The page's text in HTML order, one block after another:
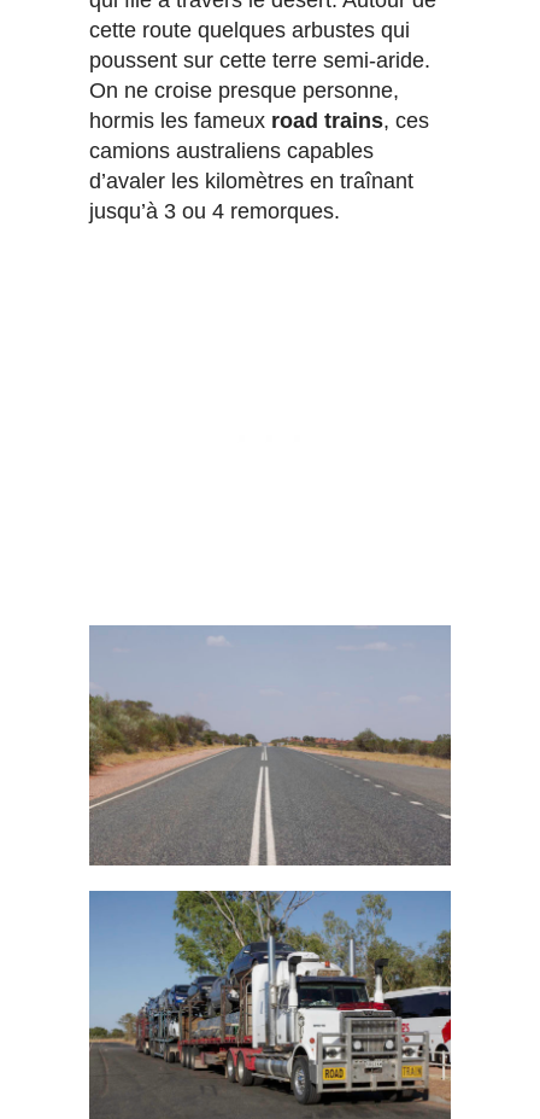
cette route quelques arbustes qui
poussent sur cette terre semi-aride.
On ne croise presque personne,
hormis les fameux road trains, ces
camions australiens capables
d’avaler les kilomètres en traînant
jusqu’à 3 ou 4 remorques.